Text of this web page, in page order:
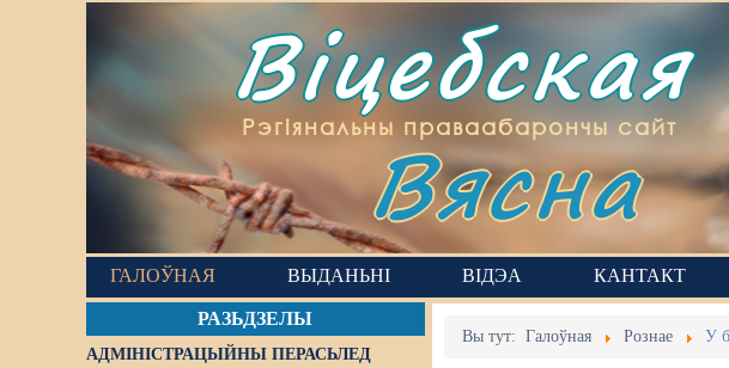
Віцебская
Рэгіянальны праваабарончы сайт
Вясна
ГАЛОЎНАЯ ВЫДАНЬНІ ВІДЭА КАНТАКТ
РАЗЬДЗЕЛЫ
АДМІНІСТРАЦЫЙНЫ ПЕРАСЬЛЕД
Вы тут:Галоўная Рознае У